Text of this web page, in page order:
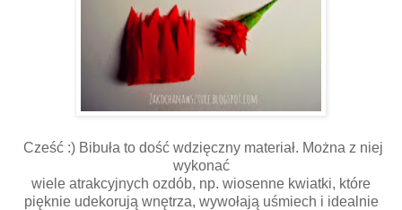
Cześć :) Bibuła to dość wdzięczny materiał. Można z niej
wykonać
wiele atrakcyjnych ozdób, np. wiosenne kwiatki, które
pięknie udekorują wnętrza, wywołają uśmiech i idealnie